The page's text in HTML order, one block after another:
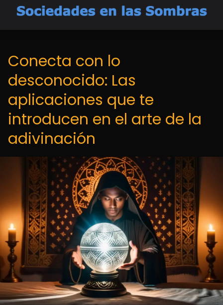
Conecta con lo
desconocido: Las
aplicaciones que te
introducen en el arte de la
adivinación